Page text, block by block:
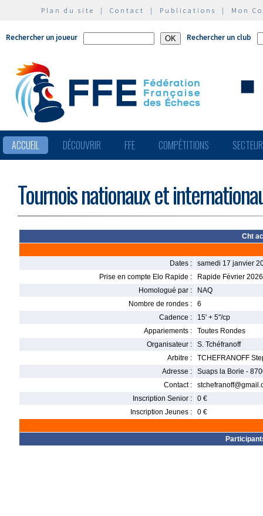
Plan du site | Contact | Publications | Mon
Rechercher un joueur Rechercher un club
ACCUEIL DÉCOUVRIR FFE COMPÉTITIONS
Tournois nationaux et
Cht
Dates :
samedi 17 janvier
Prise en compte Elo Rapide :
Rapide Février 2026
Homologué par :
NAQ
Nombre de rondes :
6
Cadence :
15' + 5"/cp
Appariements :
Toutes Rondes
Organisateur :
S. Tchéfranoff
Arbitre :
TCHEFRANOFF
Adresse :
Suaps la Borie -
Contact :
Inscription Senior :
0 €
Inscription Jeunes :
0 €